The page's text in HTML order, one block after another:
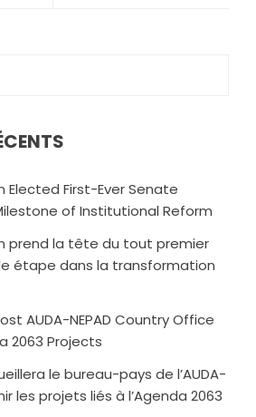
Elected First-Ever Senate
of Institutional Reform
prend la tête du tout premier
étape dans la transformation
AUDA-NEPAD Country Office
2063 Projects
le bureau-pays de l’AUDA-
les projets liés à l’Agenda 2063